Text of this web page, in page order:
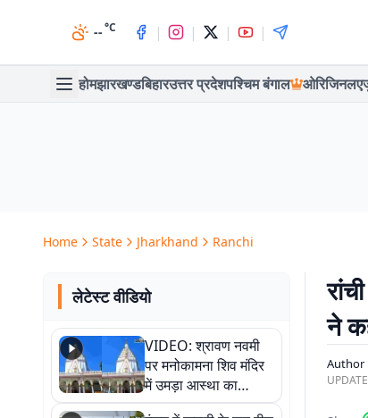
--°C | | | |
होमझारखण्डबिहारउत्तर प्रदेशपश्चिम बंगाल ओरिजिनल
Home State Jharkhand Ranchi
लेटेस्ट वीडियो
VIDEO: श्रावण नवमी
पर मनोकामना शिव मंदिर
में उमड़ा आस्था का
सैलाब, हर-हर महादेव के
ने
Author